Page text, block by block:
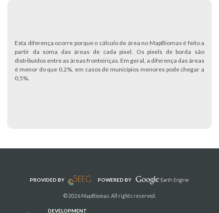
Esta diferença ocorre porque o cálculo de área no MapBiomas é feito a
partir da soma das áreas de cada pixel. Os pixels de borda são
distribuídos entre as áreas fronteiriças. Em geral, a diferença das áreas
é menor do que 0,2%, em casos de municípios menores pode chegar a
0,5%.
PROVIDED BY POWERED BY
© 2026 MapBiomas. All rights reserved.
DEVELOPMENT